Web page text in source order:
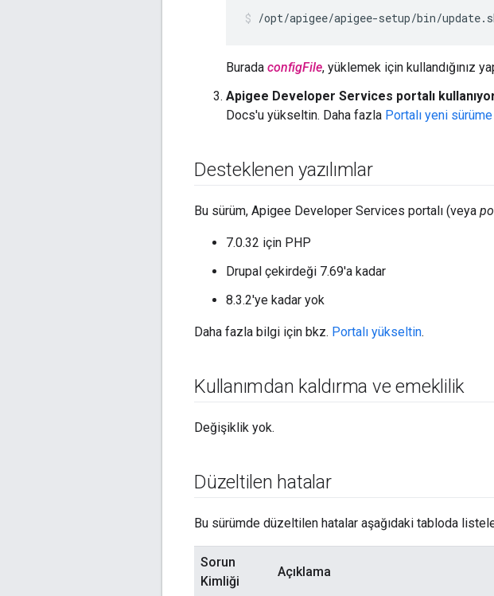
/opt/apigee/apigee-setup/bin/
Burada configFile, yüklemek için kullandığınız
Apigee Developer Services portalı
Docs'u yükseltin. Daha fazla Portalı yeni
Desteklenen yazılımlar
Bu sürüm, Apigee Developer Services portalı (veya
7.0.32 için PHP
Drupal çekirdeği 7.69'a kadar
8.3.2'ye kadar yok
Daha fazla bilgi için bkz. Portalı yükseltin.
Kullanımdan kaldırma ve emeklilik
Değişiklik yok.
Düzeltilen hatalar
Bu sürümde düzeltilen hatalar aşağıdaki tabloda
Sorun
Kimliği
Açıklama